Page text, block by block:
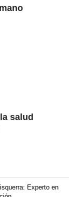
salud
Experto en